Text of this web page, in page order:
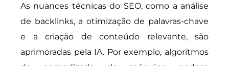
As nuances técnicas do SEO, como a análise
de backlinks, a otimização de palavras-chave
e a criação de conteúdo relevante, são
aprimoradas pela IA. Por exemplo, algoritmos